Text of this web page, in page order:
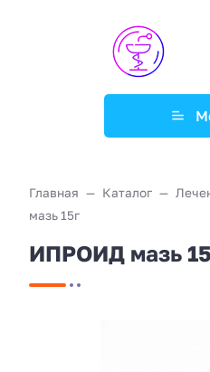
Главная Каталог
мазь 15г
ИПРОИД мазь